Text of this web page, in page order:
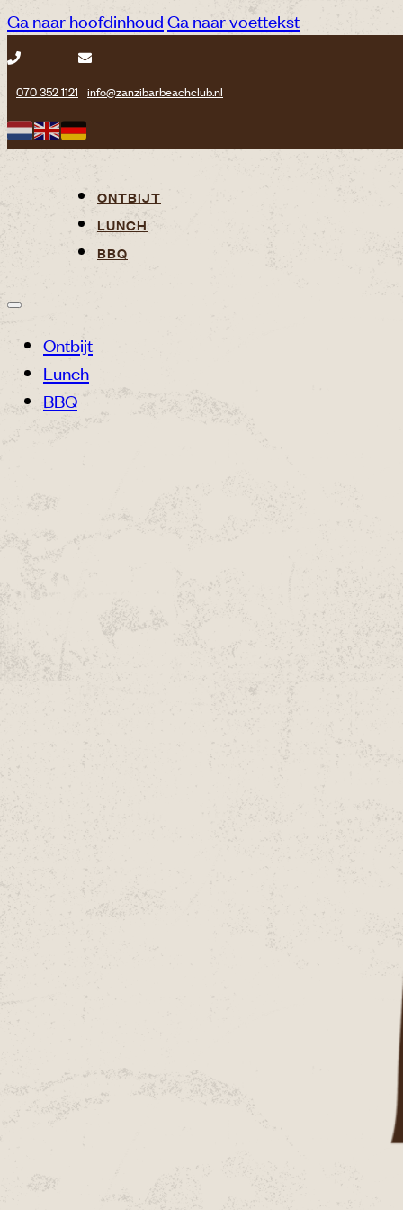
Ga naar hoofdinhoudGa naar voettekst
070 352 1121 info@zanzibarbeachclub.nl
ONTBIJT
LUNCH
BBQ
Ontbijt
Lunch
BBQ